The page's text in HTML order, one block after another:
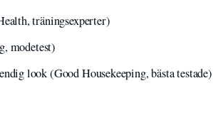
träningsexperter)
modetest)
look (Good Housekeeping, bästa testade)